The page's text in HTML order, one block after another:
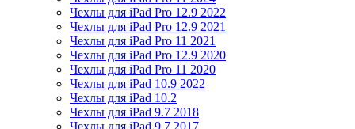
Чехлы для iPad Pro 12.9 2022
Чехлы для iPad Pro 12.9 2021
Чехлы для iPad Pro 11 2021
Чехлы для iPad Pro 12.9 2020
Чехлы для iPad Pro 11 2020
Чехлы для iPad 10.9 2022
Чехлы для iPad 10.2
Чехлы для iPad 9.7 2018
Чехлы для iPad 9.7 2017